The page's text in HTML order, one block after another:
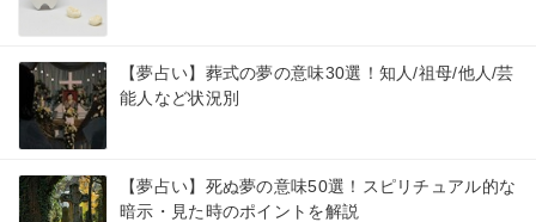
【夢占い】葬式の夢の意味30選！知人/祖母/他人/芸
能人など状況別
【夢占い】死ぬ夢の意味50選！スピリチュアル的な
暗示・見た時のポイントを解説